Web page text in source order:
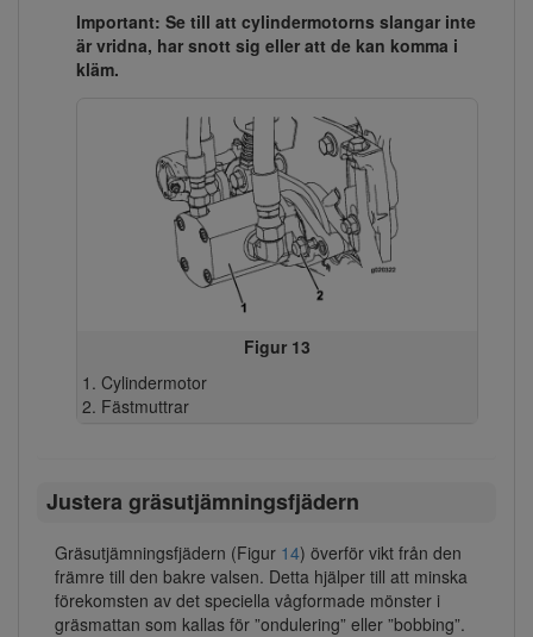
Important: Se till att cylindermotorns slangar inte
är vridna, har snott sig eller att de kan komma i
kläm.
Figur 13
Cylindermotor
Fästmuttrar
Justera gräsutjämningsfjädern
Gräsutjämningsfjädern (Figur 14) överför vikt från den
främre till den bakre valsen. Detta hjälper till att minska
förekomsten av det speciella vågformade mönster i
gräsmattan som kallas för ”ondulering” eller ”bobbing”.